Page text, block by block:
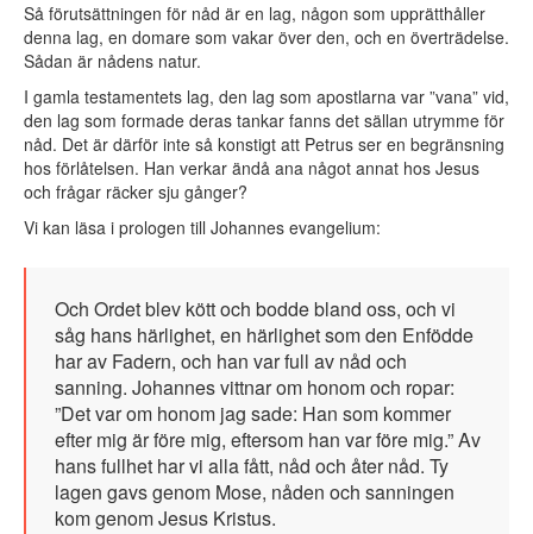
Så förutsättningen för nåd är en lag, någon som upprätthåller
denna lag, en domare som vakar över den, och en överträdelse.
Sådan är nådens natur.
I gamla testamentets lag, den lag som apostlarna var ”vana” vid,
den lag som formade deras tankar fanns det sällan utrymme för
nåd. Det är därför inte så konstigt att Petrus ser en begränsning
hos förlåtelsen. Han verkar ändå ana något annat hos Jesus
och frågar räcker sju gånger?
Vi kan läsa i prologen till Johannes evangelium:
Och Ordet blev kött och bodde bland oss, och vi
såg hans härlighet, en härlighet som den Enfödde
har av Fadern, och han var full av nåd och
sanning. Johannes vittnar om honom och ropar:
”Det var om honom jag sade: Han som kommer
efter mig är före mig, eftersom han var före mig.” Av
hans fullhet har vi alla fått, nåd och åter nåd. Ty
lagen gavs genom Mose, nåden och sanningen
kom genom Jesus Kristus.